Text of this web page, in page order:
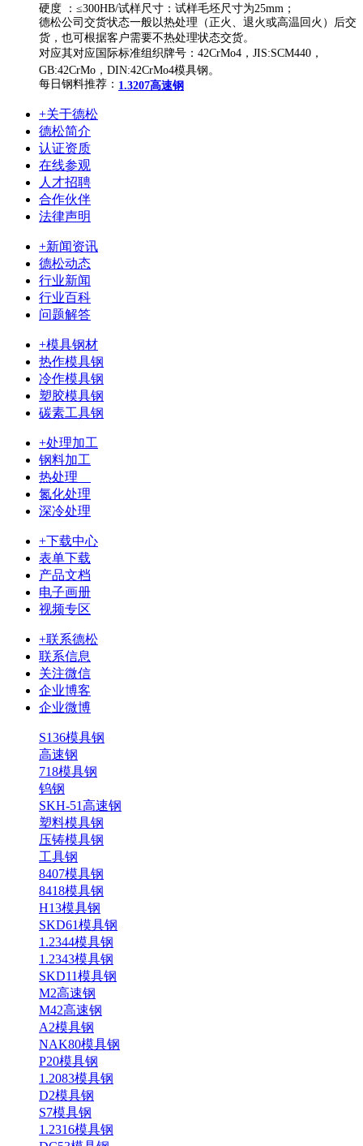
硬度 ：≤300HB/试样尺寸：试样毛坯尺寸为25mm；
德松公司交货状态一般以热处理（正火、退火或高温回火）后交
货，也可根据客户需要不热处理状态交货。
对应其对应国际标准组织牌号：42CrMo4，JIS:SCM440，
GB:42CrMo， DIN:42CrMo4模具钢。
每日钢料推荐： 1.3207高速钢
+关于德松
德松简介
认证资质
在线参观
人才招聘
合作伙伴
法律声明
+新闻资讯
德松动态
行业新闻
行业百科
问题解答
+模具钢材
热作模具钢
冷作模具钢
塑胶模具钢
碳素工具钢
+处理加工
钢料加工
热处理
氮化处理
深冷处理
+下载中心
表单下载
产品文档
电子画册
视频专区
+联系德松
联系信息
关注微信
企业博客
企业微博
S136模具钢
高速钢
718模具钢
钨钢
SKH-51高速钢
塑料模具钢
压铸模具钢
工具钢
8407模具钢
8418模具钢
H13模具钢
SKD61模具钢
1.2344模具钢
1.2343模具钢
SKD11模具钢
M2高速钢
M42高速钢
A2模具钢
NAK80模具钢
P20模具钢
1.2083模具钢
D2模具钢
S7模具钢
1.2316模具钢